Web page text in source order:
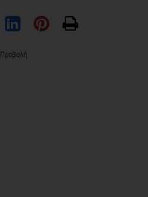
Προβολή